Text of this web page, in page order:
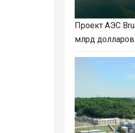
Проект АЭС
млрд